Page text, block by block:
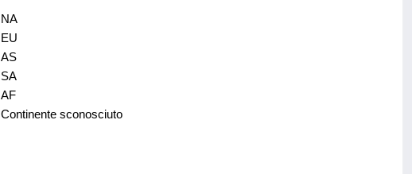
NA
EU
AS
SA
AF
Continente sconosciuto